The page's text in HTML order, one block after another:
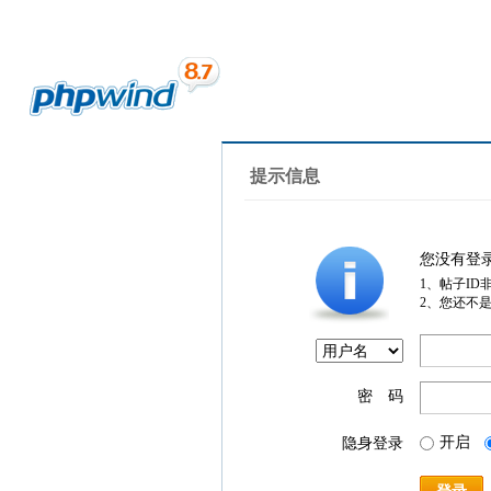
提示信息
您没有登
1、帖子ID
2、您还不
密 码
隐身登录 开启